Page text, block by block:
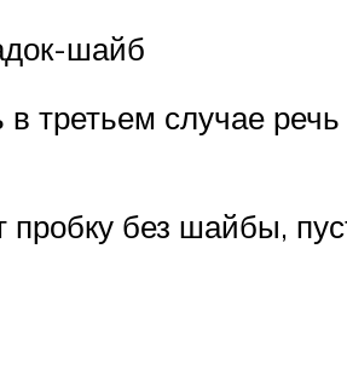
шайб
в третьем случае
пробку без шайбы,